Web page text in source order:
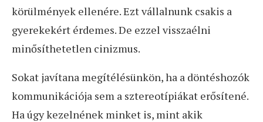
körülmények ellenére. Ezt vállalnunk csakis a
gyerekekért érdemes. De ezzel visszaélni
minősíthetetlen cinizmus.
Sokat javítana megítélésünkön, ha a döntéshozók
kommunikációja sem a sztereotípiákat erősítené.
Ha úgy kezelnének minket is, mint akik